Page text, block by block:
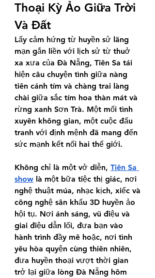
Thoại Kỳ Ảo Giữa Trời
Và Đất
Lấy cảm hứng từ huyền sử lãng
mạn gắn liền với lịch sử từ thuở
xa xưa của Đà Nẵng, Tiên Sa tái
hiện câu chuyện tình giữa nàng
tiên cánh tím và chàng trai làng
chài giữa sắc tím hoa thàn mát và
rừng xanh Sơn Trà. Một mối tình
xuyên không gian, một cuộc đấu
tranh với định mệnh đã mang đến
sức mạnh kết nối hai thế giới.
Không chỉ là một vở diễn, Tiên Sa
show là một bữa tiệc thị giác, nơi
nghệ thuật múa, nhạc kịch, xiếc và
công nghệ sân khấu 3D huyền ảo
hội tụ. Nơi ánh sáng, vũ điệu và
giai điệu dẫn lối, đưa bạn vào
hành trình đầy mê hoặc, nơi tình
yêu hòa quyện cùng thiên nhiên,
đưa huyền thoại vượt thời gian
trở lại giữa lòng Đà Nẵng hôm